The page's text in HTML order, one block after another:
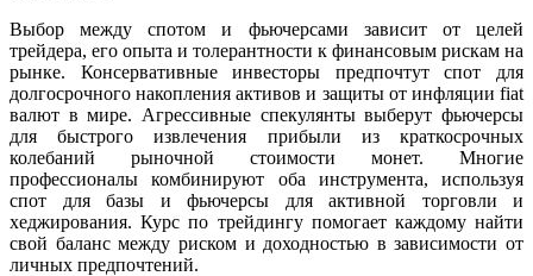
Выбор между спотом и фьючерсами зависит от целей
трейдера, его опыта и толерантности к финансовым рискам на
рынке. Консервативные инвесторы предпочтут спот для
долгосрочного накопления активов и защиты от инфляции fiat
валют в мире. Агрессивные спекулянты выберут фьючерсы
для быстрого извлечения прибыли из краткосрочных
колебаний рыночной стоимости монет. Многие
профессионалы комбинируют оба инструмента, используя
спот для базы и фьючерсы для активной торговли и
хеджирования. Курс по трейдингу помогает каждому найти
свой баланс между риском и доходностью в зависимости от
личных предпочтений.